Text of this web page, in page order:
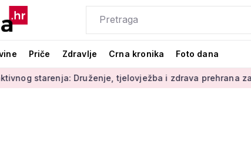
Priče Zdravlje Crna kronika Foto dana
Druženje, tjelovježba i zdrava prehrana za umirovljenike